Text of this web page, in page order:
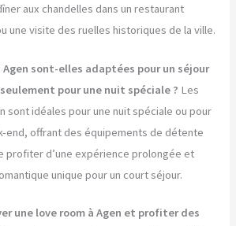
aux chandelles dans un restaurant
une visite des ruelles historiques de la ville.
Agen sont-elles adaptées pour un séjour
pour une nuit spéciale ? Les
sont idéales pour une nuit spéciale ou pour
end, offrant des équipements de détente
profiter d’une expérience prolongée et
unique pour un court séjour.
une love room à Agen et profiter des